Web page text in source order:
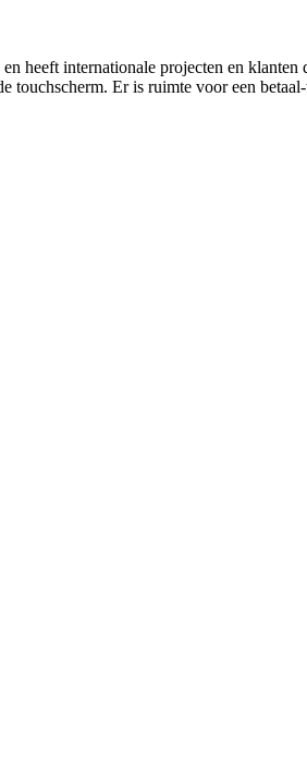
heeft internationale projecten en klanten
touchscherm. Er is ruimte voor een